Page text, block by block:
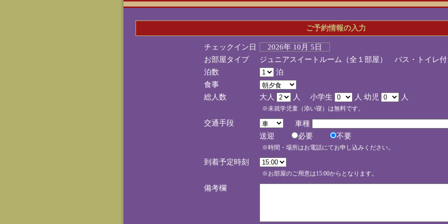
ご予約情報の入力
チェックイン日
2026年 10月 5日
お部屋タイプ
ジュニアスイートルーム（全１部屋） バス・トイレ
泊数
泊
食事
総人数
大人 人 小学生 人 幼児 人
※未就学児童（添い寝）は無料です。
交通手段
車種
送迎
必要 不要
※時間・場所はお電話にてお申し込みください。
到着予定時刻
※お部屋のご用意は15:00からとなります。
備考欄